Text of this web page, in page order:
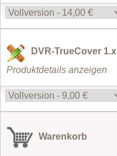
DVR-TrueCover 1.x
Produktdetails anzeigen
Warenkorb